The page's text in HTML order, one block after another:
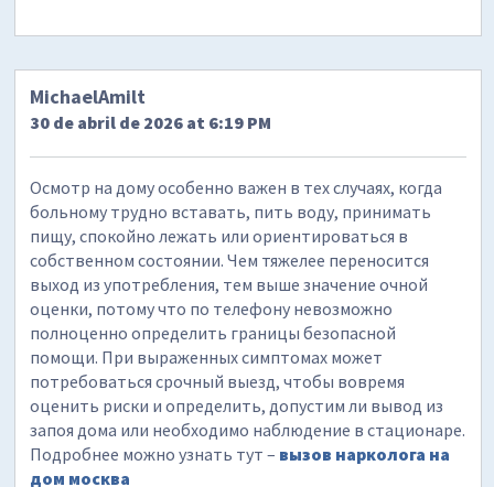
MichaelAmilt
30 de abril de 2026 at 6:19 PM
Осмотр на дому особенно важен в тех случаях, когда
больному трудно вставать, пить воду, принимать
пищу, спокойно лежать или ориентироваться в
собственном состоянии. Чем тяжелее переносится
выход из употребления, тем выше значение очной
оценки, потому что по телефону невозможно
полноценно определить границы безопасной
помощи. При выраженных симптомах может
потребоваться срочный выезд, чтобы вовремя
оценить риски и определить, допустим ли вывод из
запоя дома или необходимо наблюдение в стационаре.
Подробнее можно узнать тут – вызов нарколога на
дом москва